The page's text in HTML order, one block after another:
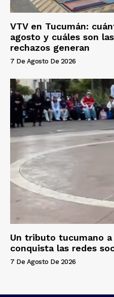
VTV en Tucumán:
agosto y cuáles son
rechazos generan
7 De Agosto De 2026
Un tributo tucumano
conquista las redes
7 De Agosto De 2026